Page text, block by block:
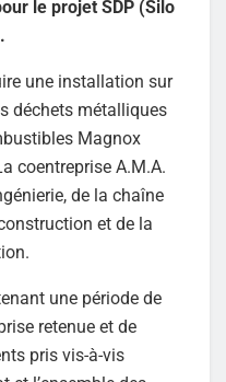
le projet SDP (Silo
une installation sur
déchets métalliques
Magnox
coentreprise A.M.A.
de la chaîne
et de la
une période de
retenue et de
pris vis-à-vis